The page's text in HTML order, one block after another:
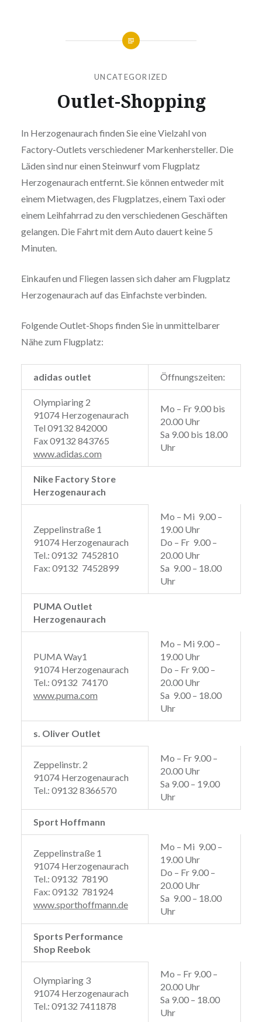
UNCATEGORIZED
Outlet-Shopping
In Herzogenaurach finden Sie eine Vielzahl von
Factory-Outlets verschiedener Markenhersteller. Die
Läden sind nur einen Steinwurf vom Flugplatz
Herzogenaurach entfernt. Sie können entweder mit
einem Mietwagen, des Flugplatzes, einem Taxi oder
einem Leihfahrrad zu den verschiedenen Geschäften
gelangen. Die Fahrt mit dem Auto dauert keine 5
Minuten.
Einkaufen und Fliegen lassen sich daher am Flugplatz
Herzogenaurach auf das Einfachste verbinden.
Folgende Outlet-Shops finden Sie in unmittelbarer
Nähe zum Flugplatz:
adidas outlet Öffnungszeiten:
Olympiaring 2
91074 Herzogenaurach
Tel 09132 842000
Fax 09132 843765
www.adidas.com
Mo – Fr 9.00 bis
20.00 Uhr
Sa 9.00 bis 18.00
Uhr
Nike Factory Store
Herzogenaurach
Zeppelinstraße 1
91074 Herzogenaurach
Tel.: 09132 7452810
Fax: 09132 7452899
Mo – Mi 9.00 –
19.00 Uhr
Do – Fr 9.00 –
20.00 Uhr
Sa 9.00 – 18.00
Uhr
PUMA Outlet
Herzogenaurach
PUMA Way1
91074 Herzogenaurach
Tel.: 09132 74170
www.puma.com
Mo – Mi 9.00 –
19.00 Uhr
Do – Fr 9.00 –
20.00 Uhr
Sa 9.00 – 18.00
Uhr
s. Oliver Outlet
Zeppelinstr. 2
91074 Herzogenaurach
Tel.: 09132 8366570
Mo – Fr 9.00 –
20.00 Uhr
Sa 9.00 – 19.00
Uhr
Sport Hoffmann
Zeppelinstraße 1
91074 Herzogenaurach
Tel.: 09132 78190
Fax: 09132 781924
www.sporthoffmann.de
Mo – Mi 9.00 –
19.00 Uhr
Do – Fr 9.00 –
20.00 Uhr
Sa 9.00 – 18.00
Uhr
Sports Performance
Shop Reebok
Olympiaring 3
91074 Herzogenaurach
Tel.: 09132 7411878
Mo – Fr 9.00 –
20.00 Uhr
Sa 9.00 – 18.00
Uhr